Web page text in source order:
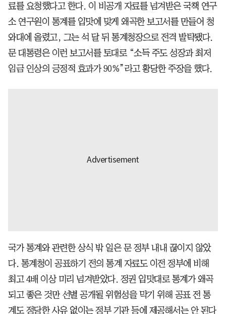
료를 요청했다고 한다. 이 비공개 자료를 넘겨받은 국책 연구
소 연구원이 통계를 입맛에 맞게 왜곡한 보고서를 만들어 청
와대에 올렸고, 그는 석 달 뒤 통계청장으로 전격 발탁됐다.
문 대통령은 이런 보고서를 토대로 “소득 주도 성장과 최저
임금 인상의 긍정적 효과가 90%”라고 황당한 주장을 했다.
국가 통계와 관련한 상식 밖 일은 문 정부 내내 끊이지 않았
다. 통계청이 공표하기 전의 통계 자료도 이전 정부에 비해
최고 4배 이상 미리 넘겨받았다. 정권 입맛대로 통계가 왜곡
되고 좋은 것만 선별 공개될 위험성을 막기 위해 공표 전 통
계도 정당한 사유 없이는 정부 기관 등에 제공해서는 안 된다